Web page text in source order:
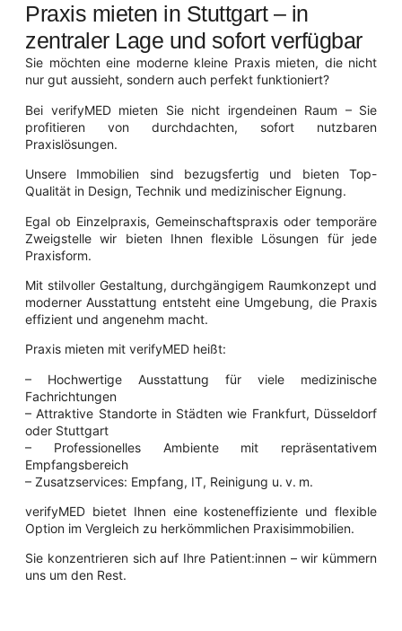
Praxis mieten in Stuttgart – in
zentraler Lage und sofort verfügbar
Sie möchten eine moderne kleine Praxis mieten, die nicht
nur gut aussieht, sondern auch perfekt funktioniert?
Bei verifyMED mieten Sie nicht irgendeinen Raum – Sie
profitieren von durchdachten, sofort nutzbaren
Praxislösungen.
Unsere Immobilien sind bezugsfertig und bieten Top-
Qualität in Design, Technik und medizinischer Eignung.
Egal ob Einzelpraxis, Gemeinschaftspraxis oder temporäre
Zweigstelle wir bieten Ihnen flexible Lösungen für jede
Praxisform.
Mit stilvoller Gestaltung, durchgängigem Raumkonzept und
moderner Ausstattung entsteht eine Umgebung, die Praxis
effizient und angenehm macht.
Praxis mieten mit verifyMED heißt:
– Hochwertige Ausstattung für viele medizinische
Fachrichtungen
– Attraktive Standorte in Städten wie Frankfurt, Düsseldorf
oder Stuttgart
– Professionelles Ambiente mit repräsentativem
Empfangsbereich
– Zusatzservices: Empfang, IT, Reinigung u. v. m.
verifyMED bietet Ihnen eine kosteneffiziente und flexible
Option im Vergleich zu herkömmlichen Praxisimmobilien.
Sie konzentrieren sich auf Ihre Patient:innen – wir kümmern
uns um den Rest.